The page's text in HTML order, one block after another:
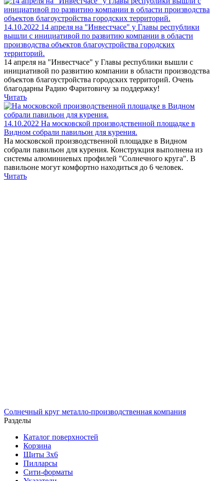
14.10.2022 14 апреля на "Инвестчасе" у Главы республики
вышли с инициативой по развитию компании в области
производства объектов благоустройства городских
территорий.
14 апреля на "Инвестчасе" у Главы республики вышли с
инициативой по развитию компании в области производства
объектов благоустройства городских территорий. Очень
благодарны Радию Фаритовичу за поддержку!
Читать
14.10.2022 На московской производственной площадке в
Видном собрали павильон для курения.
На московской производственной площадке в Видном
собрали павильон для курения. Конструкция выполнена из
системы алюминиевых профилей "Солнечного круга". В
павильоне могут комфортно находиться до 6 человек.
Читать
Солнечный круг металло-производственная компания
Разделы
Каталог поверхностей
Корзина
Щиты 3х6
Пилларсы
Сити-форматы